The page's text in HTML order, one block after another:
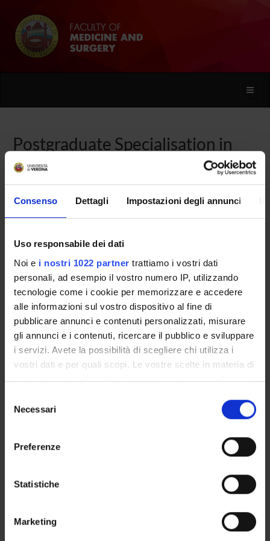
Consenso Dettagli Impostazioni degli annunci
Uso responsabile dei dati
Noi e i nostri 1022 partner trattiamo i vostri dati
personali, ad esempio il vostro numero IP, utilizzando
tecnologie come i cookie per memorizzare e accedere
alle informazioni sul vostro dispositivo al fine di
pubblicare annunci e contenuti personalizzati, misurare
gli annunci e i contenuti, ricercare il pubblico e sviluppare
i servizi. Avete la possibilità di scegliere chi utilizza i
vostri dati e per quali scopi. Le vostre scelte in materia di
privacy sono applicabili solo su questa proprietà digitale
modificare o revocare il proprio consenso in qualsiasi
momento dalla Dichiarazione sui cookie o facendo clic
raccogliere informazioni sulla tua posizione
geografica, con un'approssimazione di qualche
Identificare il tuo dispositivo, scansionandolo
delNecessari
Preferenze
Statistiche
Marketing
Toggle
Postgraduate Specialisation in
General Surgery
Home
Overview
Enrolment Procedures and Admission Requirements
Degree Programme
Courses
Notices
Governing bodies
Rete formativa
Postgraduate Specialisation in